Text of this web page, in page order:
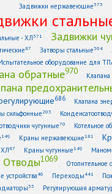
Задвижки нержавеющие373
- ХЛ371 Задвижки
87 Затворы стальные304
оборудование для
обратные970
686 Клапана
сильфонные 203
чугунные70 Котельное
149 Краны нержавеющие181
ХЛ87 Краны чугунные149
Отводы1069 Отопительное
46 Переходы441
33 Регулирующая